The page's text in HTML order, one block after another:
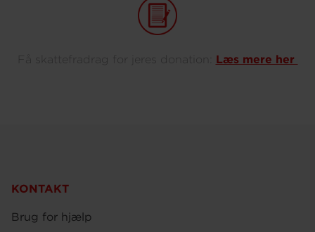
Få skattefradrag for jeres donation: Læs mere her
KONTAKT
Brug for hjælp